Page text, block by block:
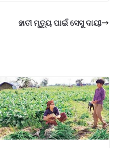
ହାତୀ ମୃତ୍ୟୁ ପାଇଁ ସେସୁ ଦାୟୀ